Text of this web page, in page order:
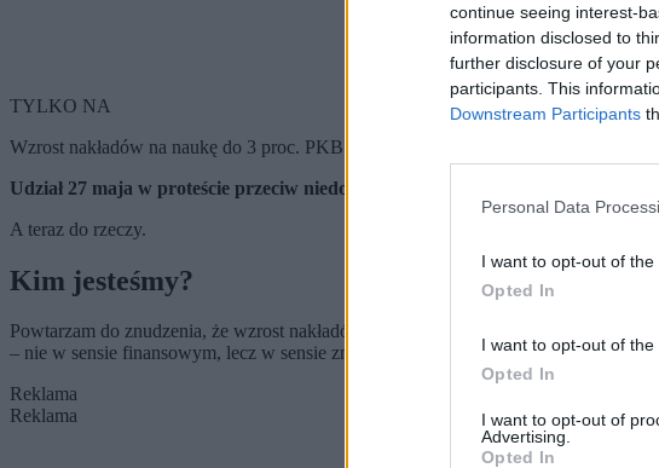
continue seeing interest-
information disclosed to
further disclosure of your
participants. This
Downstream Participants
Personal Data
I want to opt-out of the
Opted In
I want to opt-out of the
Opted In
I want to opt-out of
Advertising.
Opted In
TYLKO NA
Wzrost nakładów na naukę do 3 proc. PKB to postulat bezdyskusyjny.
Udział 27 maja w proteście przeciw niedofinansowaniu nauki to obowiązek
A teraz do rzeczy.
Kim jesteśmy?
Powtarzam do znudzenia, że wzrost nakładów na naukę powinien następować
– nie w sensie finansowym, lecz w sensie znacznie gorszym – intelektualnym.
Reklama
Reklama